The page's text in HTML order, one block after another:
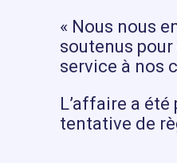
« Nous nous
soutenus
service à nos
L’affaire a
tentative de